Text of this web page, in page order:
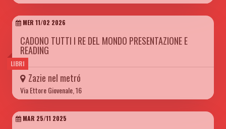
LIBRI
MER 11/02 2026
CADONO TUTTI I RE DEL MONDO PRESENTAZIONE E
READING
Zazie nel metró
Via Ettore Giovenale, 16
MAR 25/11 2025